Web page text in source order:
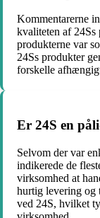
Kommentarerne
kvaliteten af
produkterne var
24Ss produkter
forskelle
Er 24S en
Selvom der var
indikerede de
virksomhed at
hurtig levering og
ved 24S, hvilket